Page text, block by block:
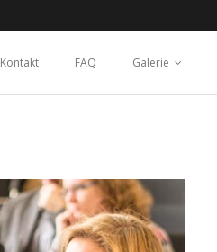
Kontakt FAQ Galerie